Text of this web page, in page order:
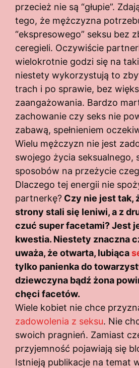
przecież nie są “głupie”.
tego, że mężczyzna
“ekspresowego” seksu bez
ceregieli. Oczywiście
wielokrotnie godzi się na
niestety wykorzystują to
trach i po sprawie, bez
zaangażowania. Bardzo
zachowanie czy seks nie
zabawą, spełnieniem
Wielu mężczyzn nie jest
swojego życia seksualnego,
sposobów na przeżycie
Dlaczego tej energii nie
partnerkę? Czy nie jest tak,
strony stali się leniwi, a z
czuć super facetami? Jest
kwestia. Niestety znaczna
uważa, że otwarta, lubiąca
tylko panienka do
dziewczyna bądź żona
chęci facetów.
Wiele kobiet nie chce
zadowolenia z seksu. Nie
swoich pragnień. Zamiast
przyjemność pojawiają się
Istnieją publikacje na temat